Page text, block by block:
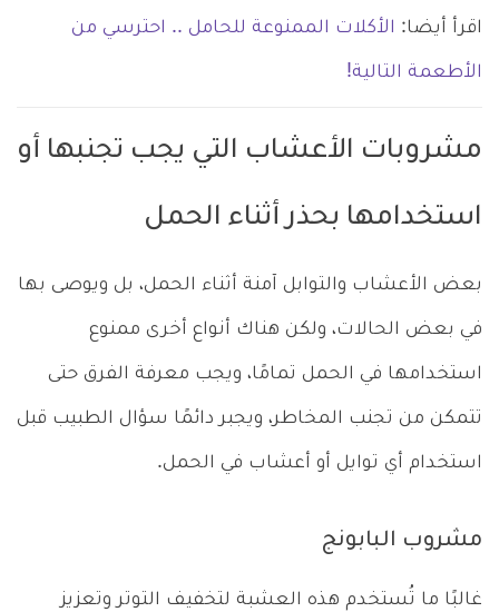
اقرأ أيضا: الأكلات الممنوعة للحامل .. احترسي من
الأطعمة التالية!
مشروبات الأعشاب التي يجب تجنبها أو
استخدامها بحذر أثناء الحمل
بعض الأعشاب والتوابل آمنة أثناء الحمل، بل ويوصى بها
في بعض الحالات، ولكن هناك أنواع أخرى ممنوع
استخدامها في الحمل تمامًا، ويجب معرفة الفرق حتى
تتمكن من تجنب المخاطر، ويجبر دائمًا سؤال الطبيب قبل
استخدام أي توايل أو أعشاب في الحمل.
مشروب البابونج
غالبًا ما تُستخدم هذه العشبة لتخفيف التوتر وتعزيز